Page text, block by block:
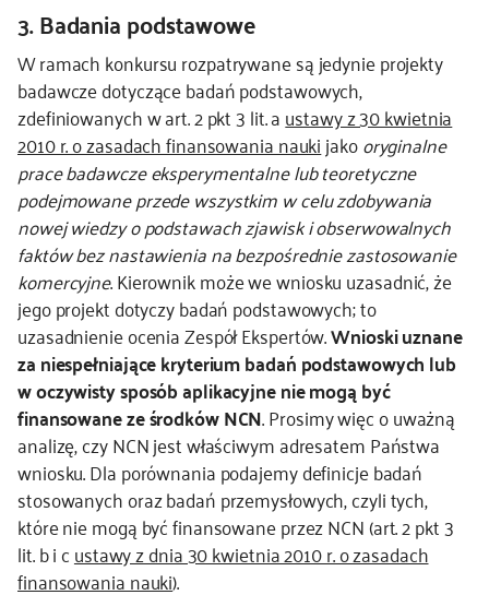
3. Badania podstawowe
W ramach konkursu rozpatrywane są jedynie projekty
badawcze dotyczące badań podstawowych,
zdefiniowanych w art. 2 pkt 3 lit. austawy z 30 kwietnia
2010 r. o zasadach finansowania naukijakooryginalne
prace badawcze eksperymentalne lub teoretyczne
podejmowane przede wszystkim w celu zdobywania
nowej wiedzy o podstawach zjawisk i obserwowalnych
faktów bez nastawienia na bezpośrednie zastosowanie
komercyjne. Kierownik może we wniosku uzasadnić, że
jego projekt dotyczy badań podstawowych; to
uzasadnienie ocenia Zespół Ekspertów.Wnioski uznane
za niespełniające kryterium badań podstawowych lub
w oczywisty sposób aplikacyjne nie mogą być
finansowane ze środków NCN. Prosimy więc o uważną
analizę, czy NCN jest właściwym adresatem Państwa
wniosku. Dla porównania podajemy definicje badań
stosowanych oraz badań przemysłowych, czyli tych,
które nie mogą być finansowane przez NCN (art. 2 pkt 3
lit. b i custawy z dnia 30 kwietnia 2010 r. o zasadach
finansowania nauki).